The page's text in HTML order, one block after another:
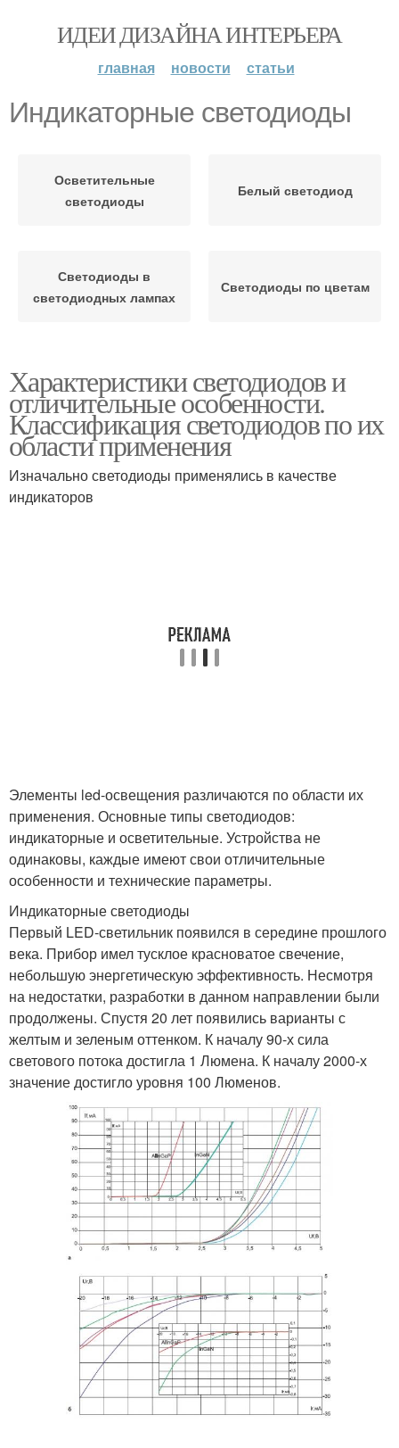
ИДЕИ ДИЗАЙНА ИНТЕРЬЕРА
главная новости статьи
Индикаторные светодиоды
Осветительные
светодиоды
Белый светодиод
Светодиоды в
светодиодных лампах
Светодиоды по цветам
Характеристики светодиодов и
отличительные особенности.
Классификация светодиодов по их
области применения
Изначально светодиоды применялись в качестве
индикаторов
Элементы led-освещения различаются по области их
применения. Основные типы светодиодов:
индикаторные и осветительные. Устройства не
одинаковы, каждые имеют свои отличительные
особенности и технические параметры.
Индикаторные светодиоды
Первый LED-светильник появился в середине прошлого
века. Прибор имел тусклое красноватое свечение,
небольшую энергетическую эффективность. Несмотря
на недостатки, разработки в данном направлении были
продолжены. Спустя 20 лет появились варианты с
желтым и зеленым оттенком. К началу 90-х сила
светового потока достигла 1 Люмена. К началу 2000-х
значение достигло уровня 100 Люменов.